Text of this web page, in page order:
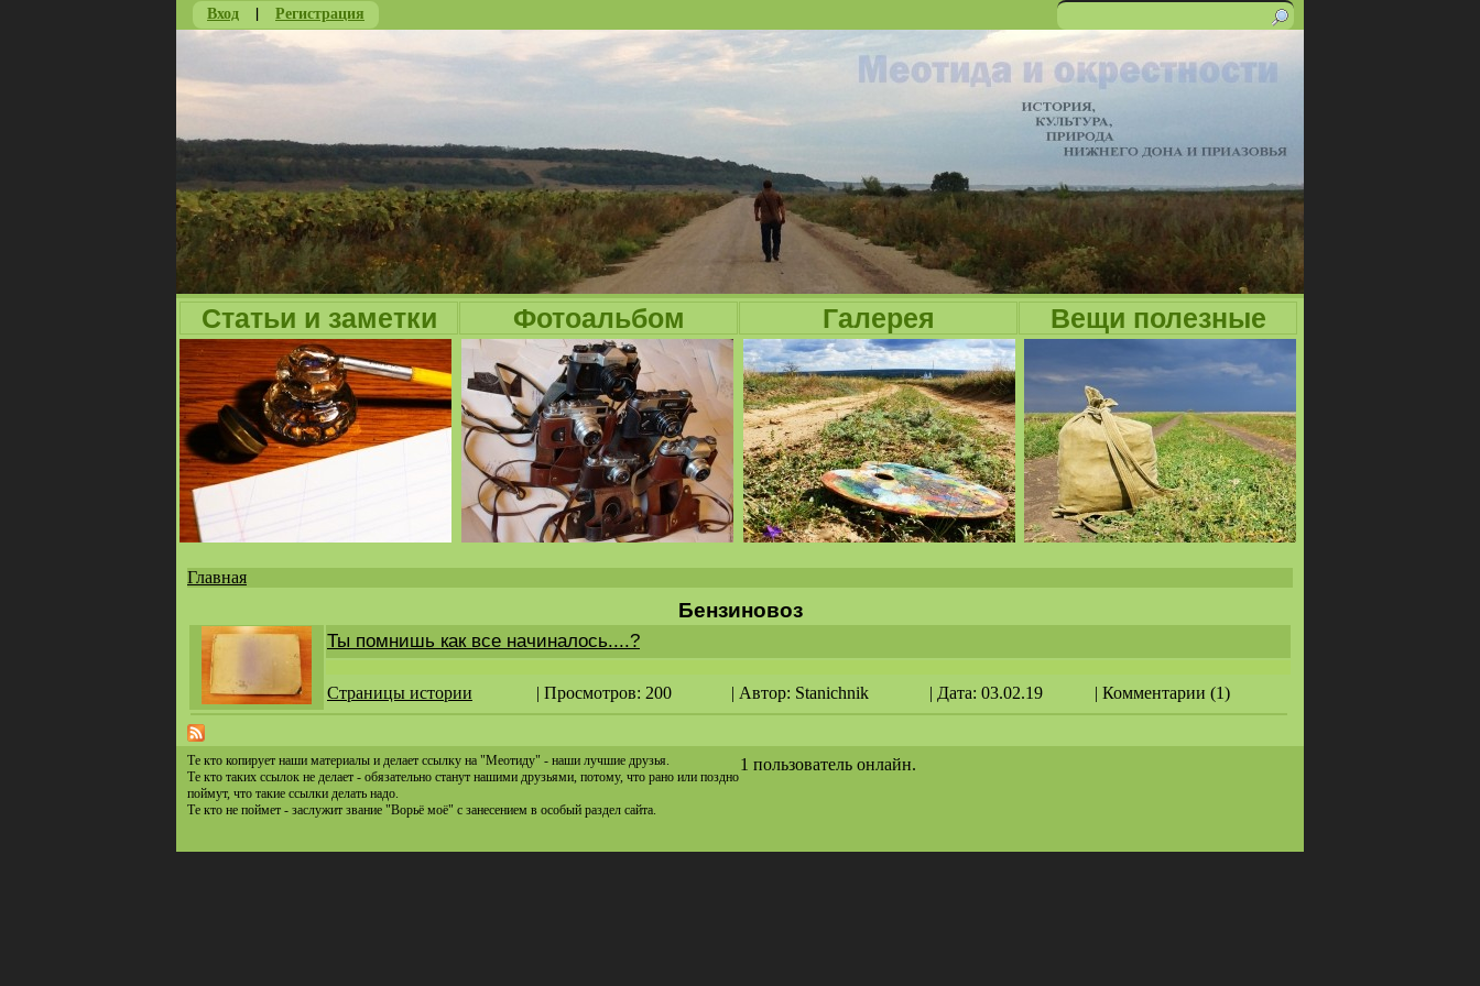
Вход | Регистрация
Форма
поиска
Поиск
Статьи и заметки Фотоальбом Галерея Вещи полезные
здесь
Главная
Бензиновоз
Ты помнишь как все начиналось....?
Страницы истории | Просмотров: 200 | Автор: Stanichnik | Дата: 03.02.19 | Комментарии (1)
Те кто копирует наши материалы и делает ссылку на "Меотиду" - наши лучшие друзья.
Те кто таких ссылок не делает - обязательно станут нашими друзьями, потому, что рано или поздно
поймут, что такие ссылки делать надо.
Те кто не поймет - заслужит звание "Ворьё моё" с занесением в особый раздел сайта.
1 пользователь онлайн.